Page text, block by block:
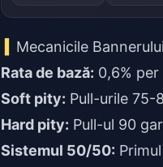
Mecanicile
Rata de bază: 0,6%
Soft pity: Pull-urile 75-
Hard pity: Pull-ul 90
Sistemul 50/50: